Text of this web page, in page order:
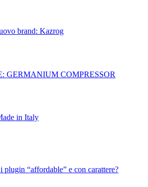
brand: Kazrog
News SOFTUBE: GERMANIUM COMPRESSOR
in Italy
plugin “affordable” e con carattere?